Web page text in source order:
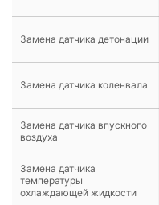
Замена датчика детонации
Замена датчика коленвала
Замена датчика впускного
воздуха
Замена датчика
температуры
охлаждающей жидкости